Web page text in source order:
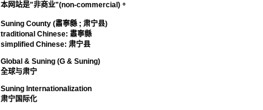
本网站是"非商业"(non-commercial)。
Suning County (肅寧縣 ; 肃宁县)
traditional Chinese: 肅寧縣
simplified Chinese: 肃宁县
Global & Suning (G & Suning)
全球与肃宁
Suning Internationalization
肃宁国际化